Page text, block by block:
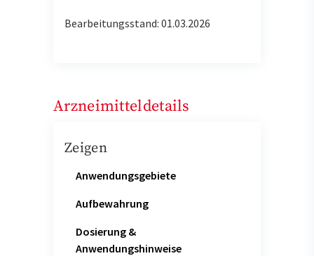
Bearbeitungsstand: 01.03.2026
Arzneimitteldetails
Zeigen
Anwendungsgebiete
Aufbewahrung
Dosierung &
Anwendungshinweise